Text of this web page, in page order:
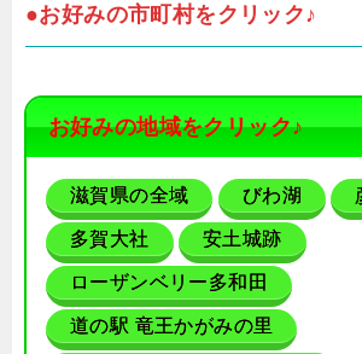
●お好みの市町村をクリック♪
お好みの地域をクリック♪
滋賀県の全域 びわ湖
多賀大社 安土城跡
ローザンベリー多和田
道の駅 竜王かがみの里